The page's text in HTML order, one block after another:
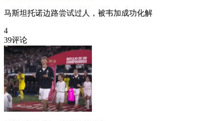
马斯坦托诺边路尝试过人，被韦加成功化解
4
39评论